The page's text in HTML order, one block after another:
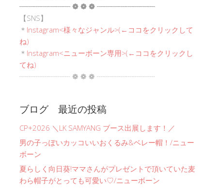
┈┈┈┈┈┈┈ ❁ ❁ ❁ ┈┈┈┈┈┈┈┈
【SNS】
＊ Instagram<様々なジャンル>(←ココをクリックして
ね)
＊ Instagram<ニューボーン専用>(←ココをクリックし
てね)
┈┈┈┈┈┈┈ ❁ ❁ ❁ ┈┈┈┈┈┈┈┈
ブログ 最近の投稿
CP+2026 ＼LK SAMYANG ブース出展します！／
男の子っぽいカッコいいおくるみ&ベレー帽！/ニュー
ボーン
夏らしく向日葵!ママさんがプレゼントで頂いていた麦
わら帽子がとっても可愛い♡/ニューボーン